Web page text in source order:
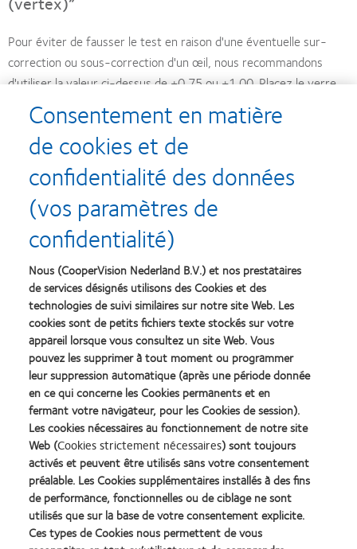
Pour éviter de fausser le test en raison d'une éventuelle sur-
correction ou sous-correction d'un œil, nous recommandons
d'utiliser la valeur ci-dessus de +0,75 ou +1,00. Placez le verre
dans les lunettes d'essai et montrez une ligne de lecture
légèrement plus grande que la lecture maximale, puis tenez
alternativement le verre positif devant l'œil droit et l'œil gauche.
La personne doit vous dire quel est l'œil le plus affecté par le
verre positif. Cet œil est donc l'œil dominant.
Enfin, il ne vous reste plus qu'à déterminer l'addition. Là encore,
nous vous conseillons de la déterminer sur la base de la nouvelle
puissance obtenue après l'adaptation selon Humpriss. Une
méthode consiste à ajouter de la puissance sur les deux yeux
jusqu'à ce qu'il soit possible de lire les plus petites lettres (test de
Parinaud 2). Vous obtenez ainsi l'addition minimale. Il suffit
d'ajouter +0,75 Dpt à cette valeur pour obtenir l'addition
optimale.
Grâce à ces tests simples et rapides, vous obtiendrez les
données essentielles pour une bonne adaptation des lentilles
multifocales. L'application OptiExpert vous aidera ensuite à choisir
votre première lentille d'essai.
Nous vous souhaitons beaucoup de succès lors de vos
adaptations !
Consentement en matière
de cookies et de
confidentialité des données
(vos paramètres de
confidentialité)
Nous (CooperVision Nederland B.V.) et nos prestataires
de services désignés utilisons des Cookies et des
technologies de suivi similaires sur notre site Web. Les
cookies sont de petits fichiers texte stockés sur votre
appareil lorsque vous consultez un site Web. Vous
pouvez les supprimer à tout moment ou programmer
leur suppression automatique (après une période donnée
en ce qui concerne les Cookies permanents et en
fermant votre navigateur, pour les Cookies de session).
Les cookies nécessaires au fonctionnement de notre site
Web (Cookies strictement nécessaires) sont toujours
activés et peuvent être utilisés sans votre consentement
préalable. Les Cookies supplémentaires installés à des fins
de performance, fonctionnelles ou de ciblage ne sont
utilisés que sur la base de votre consentement explicite.
Ces types de Cookies nous permettent de vous